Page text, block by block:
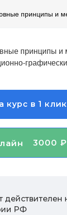
принципы и
принципы и
курс в 1 клик
3000 ₽
действителен
РФ